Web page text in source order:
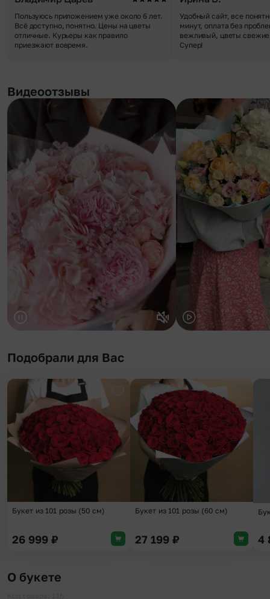
Пользуюсь приложением уже около 6 лет.
Всё доступно, понятно. Цены на цветы
отличные. Курьеры как правило
приезжают вовремя.
Удобный сайт, все
минут, оплата без
вежливый, цветы
Супер!
Видеоотзывы
Подобрали для Вас
Добавить в избранное
Букет из 101 розы (50 см)
26 999 ₽
Букет из 101 розы (60 см)
27 199 ₽ 4
О букете